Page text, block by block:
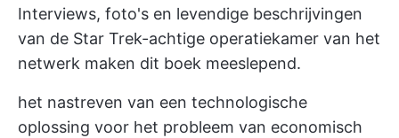
Interviews, foto's en levendige beschrijvingen
van de Star Trek-achtige operatiekamer van het
netwerk maken dit boek meeslepend.
het nastreven van een technologische
oplossing voor het probleem van economisch